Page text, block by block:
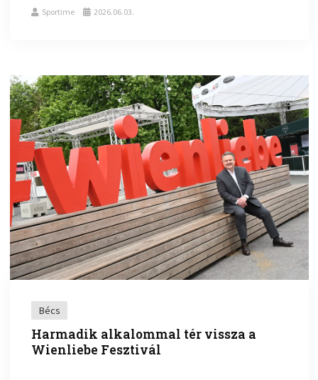
Sportime 2026.06.03.
Bécs
Harmadik alkalommal tér vissza a
Wienliebe Fesztivál